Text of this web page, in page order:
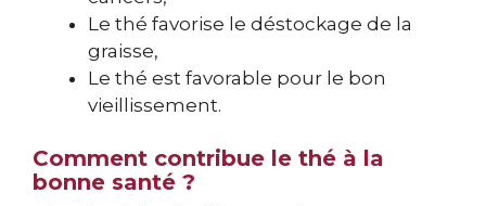
Le thé favorise le déstockage de la
graisse,
Le thé est favorable pour le bon
vieillissement.
Comment contribue le thé à la
bonne santé ?